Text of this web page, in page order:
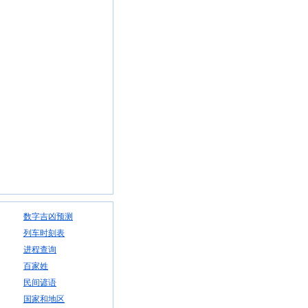
数字吉凶预测
列车时刻表
进程查询
百家姓
民间谚语
国家和地区